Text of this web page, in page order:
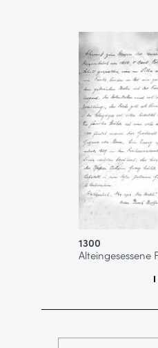
1300
Alteingesessene